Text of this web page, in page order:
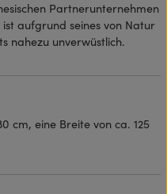
Partnerunternehmen
aufgrund seines von Natur
nahezu unverwüstlich.
cm, eine Breite von ca. 125